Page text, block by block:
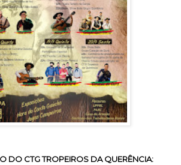
DO CTG TROPEIROS DA QUERÊNCIA: